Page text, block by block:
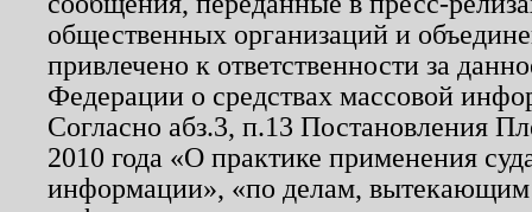
общественных организаций и
привлечено к ответственности за
Федерации о средствах массовой
Согласно абз.3, п.13 Постановления
2010 года «О практике применения
информации», «по делам, вытекающим